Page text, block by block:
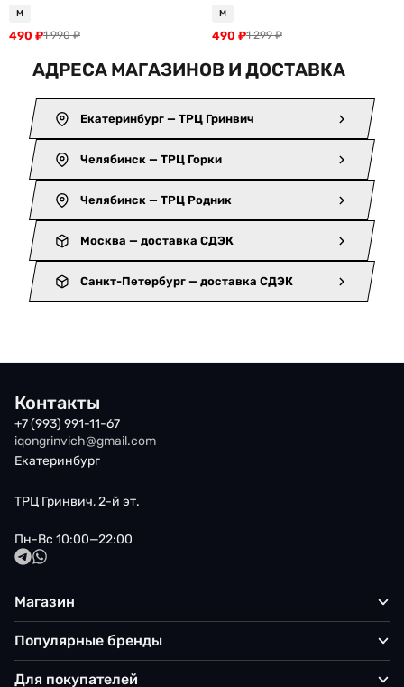
M
1 990₽
490 ₽
M
1 299₽
490 ₽
АДРЕСА МАГАЗИНОВ И ДОСТАВКА
Екатеринбург — ТРЦ Гринвич
Челябинск — ТРЦ Горки
Челябинск — ТРЦ Родник
Москва — доставка СДЭК
Санкт-Петербург — доставка СДЭК
Контакты
+7 (993) 991-11-67
iqongrinvich@gmail.com
Екатеринбург
ТРЦ Гринвич, 2-й эт.
Пн-Вс 10:00—22:00
Магазин
Популярные бренды
Для покупателей